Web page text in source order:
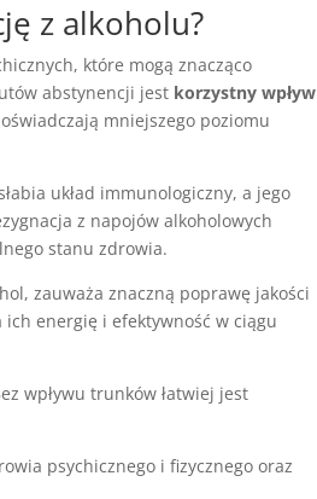
z alkoholu?
które mogą znacząco
abstynencji jest korzystny wpływ
mniejszego poziomu
układ immunologiczny, a jego
z napojów alkoholowych
stanu zdrowia.
zauważa znaczną poprawę jakości
energię i efektywność w ciągu
wpływu trunków łatwiej jest
psychicznego i fizycznego oraz